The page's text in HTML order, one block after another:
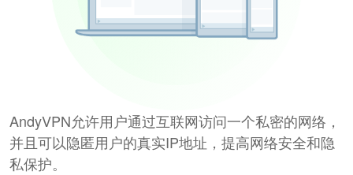
AndyVPN允许用户通过互联网访问一个私密的网络，
并且可以隐匿用户的真实IP地址，提高网络安全和隐
私保护。